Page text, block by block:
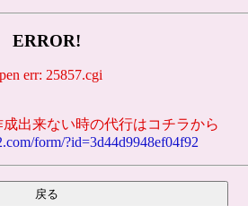
ERROR!
err: 25857.cgi
出来ない時の代行はコチラから
form/?id=3d44d9948ef04f92